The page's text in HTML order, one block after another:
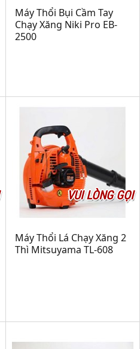
Máy Thổi Bụi Cầm Tay
Chạy Xăng Niki Pro EB-
2500
VUI LÒNG GỌI
Máy Thổi Lá Chạy Xăng 2
Thì Mitsuyama TL-608